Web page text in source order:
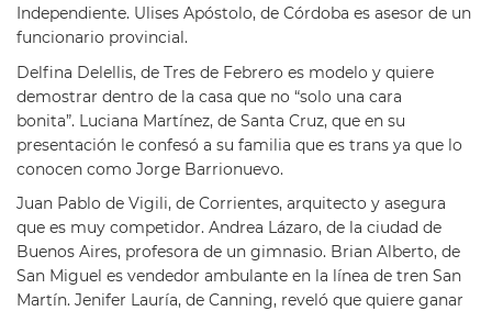
Independiente. Ulises Apóstolo, de Córdoba es asesor de un
funcionario provincial.
Delfina Delellis, de Tres de Febrero es modelo y quiere
demostrar dentro de la casa que no “solo una cara
bonita”. Luciana Martínez, de Santa Cruz, que en su
presentación le confesó a su familia que es trans ya que lo
conocen como Jorge Barrionuevo.
Juan Pablo de Vigili, de Corrientes, arquitecto y asegura
que es muy competidor. Andrea Lázaro, de la ciudad de
Buenos Aires, profesora de un gimnasio. Brian Alberto, de
San Miguel es vendedor ambulante en la línea de tren San
Martín. Jenifer Lauría, de Canning, reveló que quiere ganar